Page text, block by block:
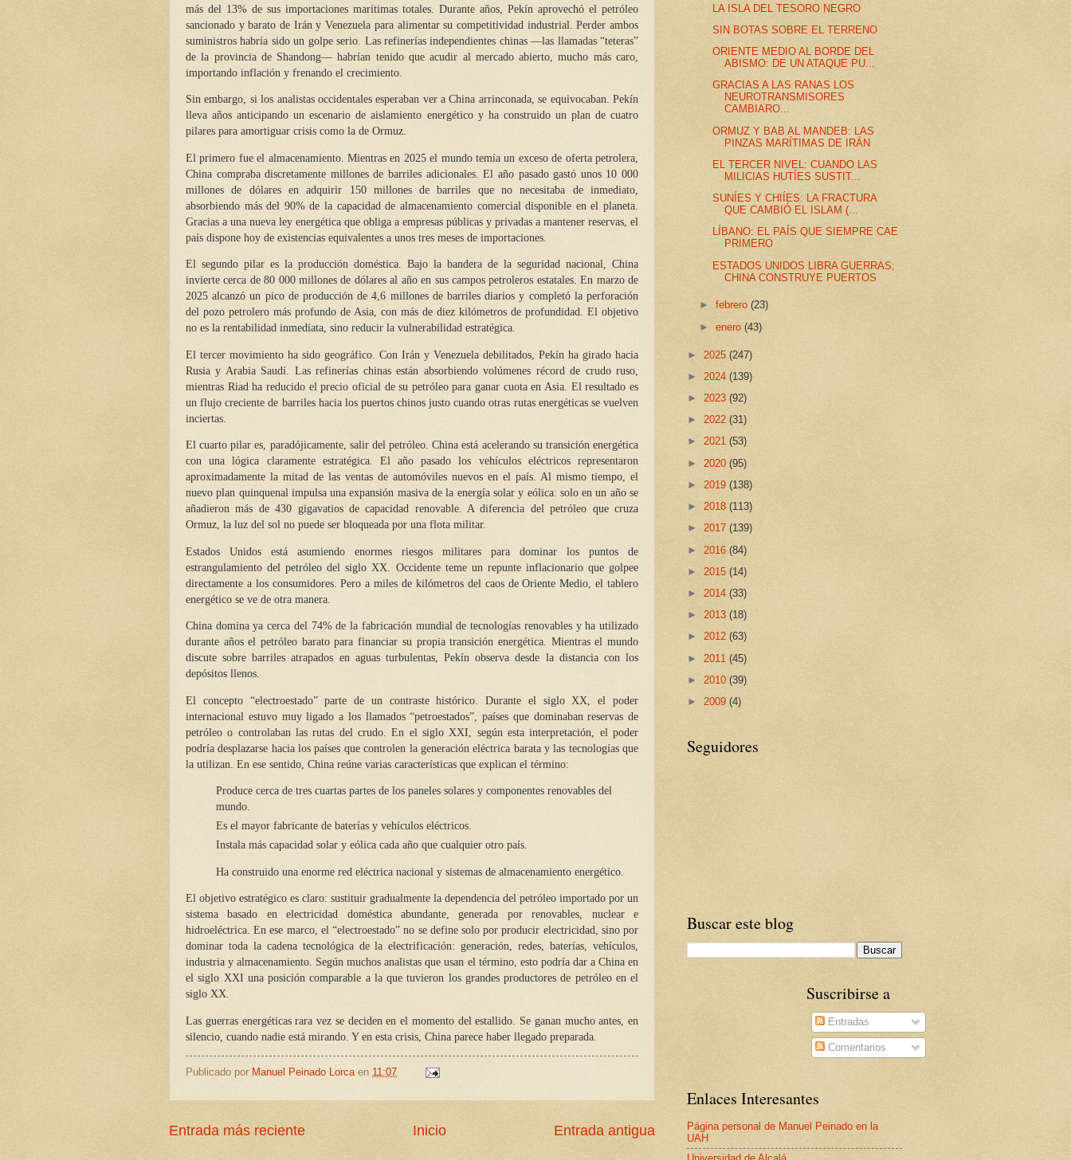
más del 13% de sus importaciones marítimas totales. Durante años, Pekín aprovechó el petróleo
sancionado y barato de Irán y Venezuela para alimentar su competitividad industrial. Perder ambos
suministros habría sido un golpe serio. Las refinerías independientes chinas —las llamadas “teteras”
de la provincia de Shandong— habrían tenido que acudir al mercado abierto, mucho más caro,
importando inflación y frenando el crecimiento.
Sin embargo, si los analistas occidentales esperaban ver a China arrinconada, se equivocaban. Pekín
lleva años anticipando un escenario de aislamiento energético y ha construido un plan de cuatro
pilares para amortiguar crisis como la de Ormuz.
El primero fue el almacenamiento. Mientras en 2025 el mundo temía un exceso de oferta petrolera,
China compraba discretamente millones de barriles adicionales. El año pasado gastó unos 10 000
millones de dólares en adquirir 150 millones de barriles que no necesitaba de inmediato,
absorbiendo más del 90% de la capacidad de almacenamiento comercial disponible en el planeta.
Gracias a una nueva ley energética que obliga a empresas públicas y privadas a mantener reservas, el
país dispone hoy de existencias equivalentes a unos tres meses de importaciones.
El segundo pilar es la producción doméstica. Bajo la bandera de la seguridad nacional, China
invierte cerca de 80 000 millones de dólares al año en sus campos petroleros estatales. En marzo de
2025 alcanzó un pico de producción de 4,6 millones de barriles diarios y completó la perforación
del pozo petrolero más profundo de Asia, con más de diez kilómetros de profundidad. El objetivo
no es la rentabilidad inmediata, sino reducir la vulnerabilidad estratégica.
El tercer movimiento ha sido geográfico. Con Irán y Venezuela debilitados, Pekín ha girado hacia
Rusia y Arabia Saudí. Las refinerías chinas están absorbiendo volúmenes récord de crudo ruso,
mientras Riad ha reducido el precio oficial de su petróleo para ganar cuota en Asia. El resultado es
un flujo creciente de barriles hacia los puertos chinos justo cuando otras rutas energéticas se vuelven
inciertas.
El cuarto pilar es, paradójicamente, salir del petróleo. China está acelerando su transición energética
con una lógica claramente estratégica. El año pasado los vehículos eléctricos representaron
aproximadamente la mitad de las ventas de automóviles nuevos en el país. Al mismo tiempo, el
nuevo plan quinquenal impulsa una expansión masiva de la energía solar y eólica: solo en un año se
añadieron más de 430 gigavatios de capacidad renovable. A diferencia del petróleo que cruza
Ormuz, la luz del sol no puede ser bloqueada por una flota militar.
Estados Unidos está asumiendo enormes riesgos militares para dominar los puntos de
estrangulamiento del petróleo del siglo XX. Occidente teme un repunte inflacionario que golpee
directamente a los consumidores. Pero a miles de kilómetros del caos de Oriente Medio, el tablero
energético se ve de otra manera.
China domina ya cerca del 74% de la fabricación mundial de tecnologías renovables y ha utilizado
durante años el petróleo barato para financiar su propia transición energética. Mientras el mundo
discute sobre barriles atrapados en aguas turbulentas, Pekín observa desde la distancia con los
depósitos llenos.
El concepto “electroestado” parte de un contraste histórico. Durante el siglo XX, el poder
internacional estuvo muy ligado a los llamados “petroestados”, países que dominaban reservas de
petróleo o controlaban las rutas del crudo. En el siglo XXI, según esta interpretación, el poder
podría desplazarse hacia los países que controlen la generación eléctrica barata y las tecnologías que
la utilizan. En ese sentido, China reúne varias características que explican el término:
Produce cerca de tres cuartas partes de los paneles solares y componentes renovables del
mundo.
Es el mayor fabricante de baterías y vehículos eléctricos.
Instala más capacidad solar y eólica cada año que cualquier otro país.
Ha construido una enorme red eléctrica nacional y sistemas de almacenamiento energético.
El objetivo estratégico es claro: sustituir gradualmente la dependencia del petróleo importado por un
sistema basado en electricidad doméstica abundante, generada por renovables, nuclear e
hidroeléctrica. En ese marco, el “electroestado” no se define solo por producir electricidad, sino por
dominar toda la cadena tecnológica de la electrificación: generación, redes, baterías, vehículos,
industria y almacenamiento. Según muchos analistas que usan el término, esto podría dar a China en
el siglo XXI una posición comparable a la que tuvieron los grandes productores de petróleo en el
siglo XX.
Las guerras energéticas rara vez se deciden en el momento del estallido. Se ganan mucho antes, en
silencio, cuando nadie está mirando. Y en esta crisis, China parece haber llegado preparada.
Publicado por Manuel Peinado Lorca en 11:07
Entrada más reciente Entrada antigua
Inicio
LA ISLA DEL TESORO NEGRO
SIN BOTAS SOBRE EL TERRENO
ORIENTE MEDIO AL BORDE DEL
ABISMO: DE UN ATAQUE PU...
GRACIAS A LAS RANAS LOS
NEUROTRANSMISORES
CAMBIARO...
ORMUZ Y BAB AL MANDEB: LAS
PINZAS MARÍTIMAS DE IRÁN
EL TERCER NIVEL: CUANDO LAS
MILICIAS HUTÍES SUSTIT...
SUNÍES Y CHIÍES: LA FRACTURA
QUE CAMBIÓ EL ISLAM (...
LÍBANO: EL PAÍS QUE SIEMPRE CAE
PRIMERO
ESTADOS UNIDOS LIBRA GUERRAS;
CHINA CONSTRUYE PUERTOS
►febrero(23)
►enero(43)
► 2025 (247)
► 2024 (139)
► 2023 (92)
► 2022 (31)
► 2021 (53)
► 2020 (95)
► 2019 (138)
► 2018 (113)
► 2017 (139)
► 2016 (84)
► 2015 (14)
► 2014 (33)
► 2013 (18)
► 2012 (63)
► 2011 (45)
► 2010 (39)
► 2009 (4)
Seguidores
Buscar este blog
Suscribirse a
Entradas
Comentarios
Enlaces Interesantes
Página personal de Manuel Peinado en la
UAH